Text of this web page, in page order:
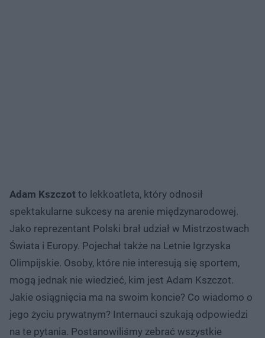
Adam Kszczot to lekkoatleta, który odnosił
spektakularne sukcesy na arenie międzynarodowej.
Jako reprezentant Polski brał udział w Mistrzostwach
Świata i Europy. Pojechał także na Letnie Igrzyska
Olimpijskie. Osoby, które nie interesują się sportem,
mogą jednak nie wiedzieć, kim jest Adam Kszczot.
Jakie osiągnięcia ma na swoim koncie? Co wiadomo o
jego życiu prywatnym? Internauci szukają odpowiedzi
na te pytania. Postanowiliśmy zebrać wszystkie